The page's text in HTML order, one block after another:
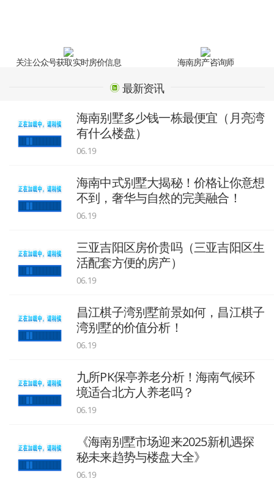
关注公众号获取实时房价信息 海南房产咨询师
最新资讯
海南别墅多少钱一栋最便宜（月亮湾
有什么楼盘）
06.19
海南中式别墅大揭秘！价格让你意想
不到，奢华与自然的完美融合！
06.19
三亚吉阳区房价贵吗（三亚吉阳区生
活配套方便的房产）
06.19
昌江棋子湾别墅前景如何，昌江棋子
湾别墅的价值分析！
06.19
九所PK保亭养老分析！海南气候环
境适合北方人养老吗？
06.19
《海南别墅市场迎来2025新机遇探
秘未来趋势与楼盘大全》
06.19